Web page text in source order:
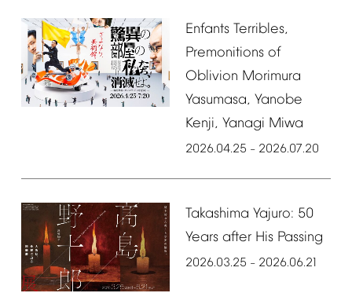
Enfants Terribles,
Premonitions of
Oblivion Morimura
Yasumasa, Yanobe
Kenji, Yanagi Miwa
2026.04.25 – 2026.07.20
Takashima Yajuro: 50
Years after His Passing
2026.03.25 – 2026.06.21